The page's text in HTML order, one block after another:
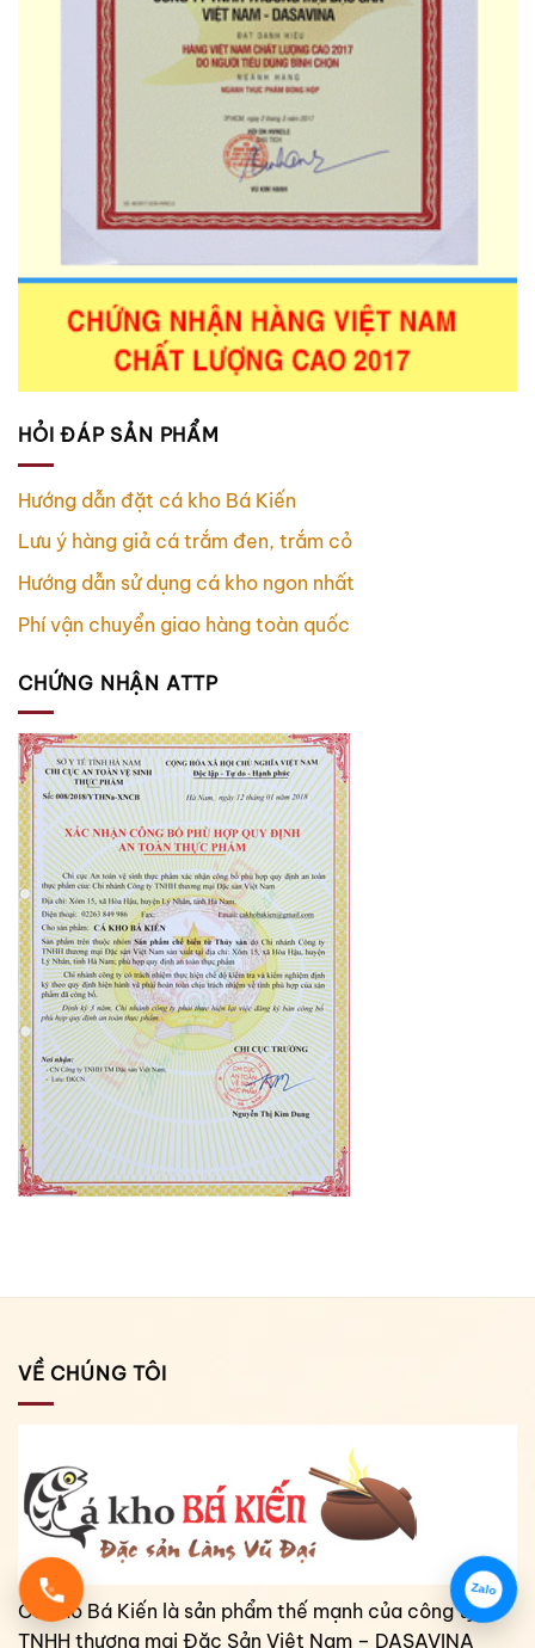
HỎI ĐÁP SẢN PHẨM
Hướng dẫn đặt cá kho Bá Kiến
Lưu ý hàng giả cá trắm đen, trắm cỏ
Hướng dẫn sử dụng cá kho ngon nhất
Phí vận chuyển giao hàng toàn quốc
CHỨNG NHẬN ATTP
VỀ CHÚNG TÔI
Cá kho Bá Kiến là sản phẩm thế mạnh của công ty
TNHH thương mại Đặc Sản Việt Nam – DASAVINA
Zalo